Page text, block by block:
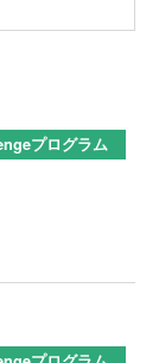
プログラム